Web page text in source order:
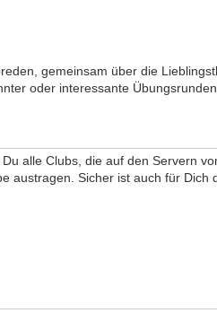
gemeinsam über die
oder interessante
alle Clubs, die auf den Servern
austragen. Sicher ist auch für Dich